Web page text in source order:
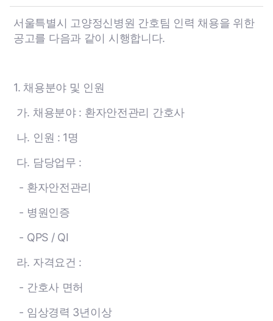
서울특별시 고양정신병원 간호팀 인력 채용을 위한
공고를 다음과 같이 시행합니다.
1. 채용분야 및 인원
가. 채용분야 : 환자안전관리 간호사
나. 인원 : 1명
다. 담당업무 :
- 환자안전관리
- 병원인증
- QPS / QI
라. 자격요건 :
- 간호사 면허
- 임상경력 3년이상